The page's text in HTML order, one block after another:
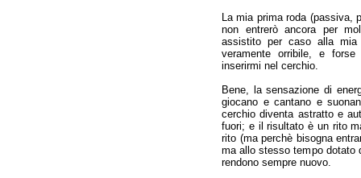
La mia prima roda (passiva,
non entrerò ancora per
assistito per caso alla mia
veramente orribile, e
inserirmi nel cerchio.
Bene, la sensazione di
giocano e cantano e
cerchio diventa astratto e
fuori; e il risultato è un rito
rito (ma perchè bisogna
ma allo stesso tempo dotato
rendono sempre nuovo.